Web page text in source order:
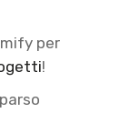
per
!